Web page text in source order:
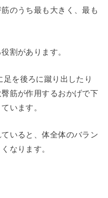
のうち最も大きく、最も
割があります
を後ろに蹴り出したり
筋が作用するおかげで下
います。
いると、体全体のバラン
なります。